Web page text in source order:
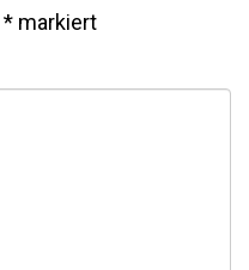
* markiert